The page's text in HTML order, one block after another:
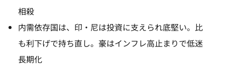
相殺
内需依存国は、印・尼は投資に支えられ底堅い。比
も利下げで持ち直し。豪はインフレ高止まりで低迷
長期化